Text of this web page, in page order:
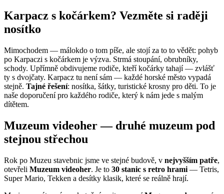
Karpacz s kočárkem? Vezměte si raději
nosítko
Mimochodem — málokdo o tom píše, ale stojí za to to vědět: pohyb
po Karpaczi s kočárkem je výzva. Strmá stoupání, obrubníky,
schody. Upřímně obdivujeme rodiče, kteří kočárky tahají — zvlášť
ty s dvojčaty. Karpacz tu není sám — každé horské město vypadá
stejně. Tajné řešení: nosítka, šátky, turistické krosny pro děti. To je
naše doporučení pro každého rodiče, který k nám jede s malým
dítětem.
Muzeum videoher — druhé muzeum pod
stejnou střechou
Rok po Muzeu stavebnic jsme ve stejné budově, v nejvyšším patře,
otevřeli Muzeum videoher. Je to 30 stanic s retro hrami — Tetris,
Super Mario, Tekken a desítky klasik, které se reálně hrají.